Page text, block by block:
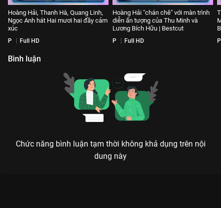
Hoàng Hải, Thanh Hà, Quang Linh,
Ngọc Anh hát Hai mươi hai đầy cảm
xúc
P Full HD
Hoàng Hải "chán chê" với màn trình
diễn ấn tượng của Thu Minh và
Lương Bích Hữu | Bestcut
P Full HD P
Bình luận
Chức năng bình luận tạm thời không khả dụng trên nội
dung này